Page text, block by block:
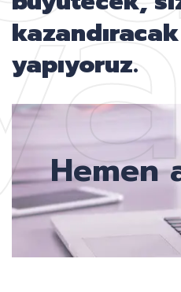
yapıyoruz.
Hemen